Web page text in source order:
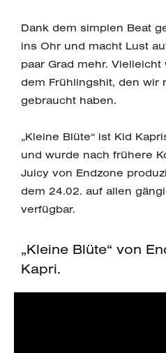
Dank dem simplen Beat
ins Ohr und macht Lust
paar Grad mehr.
dem Frühlingshit, den wir
gebraucht haben.
„Kleine Blüte“ ist Kid
und wurde nach frühere
Juicy von Endzone
dem 24.02. auf allen
verfügbar.
„Kleine Blüte“ von
Kapri.